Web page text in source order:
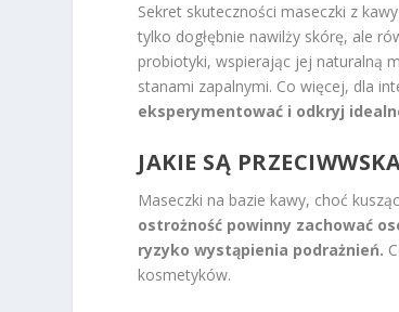
Sekret skuteczności maseczki z
tylko dogłębnie nawilży skórę, ale
probiotyki, wspierając jej naturalną
stanami zapalnymi. Co więcej, dla
eksperymentować i odkryj
JAKIE SĄ
Maseczki na bazie kawy, choć
ostrożność powinny zachować
ryzyko wystąpienia podrażnień.
kosmetyków.